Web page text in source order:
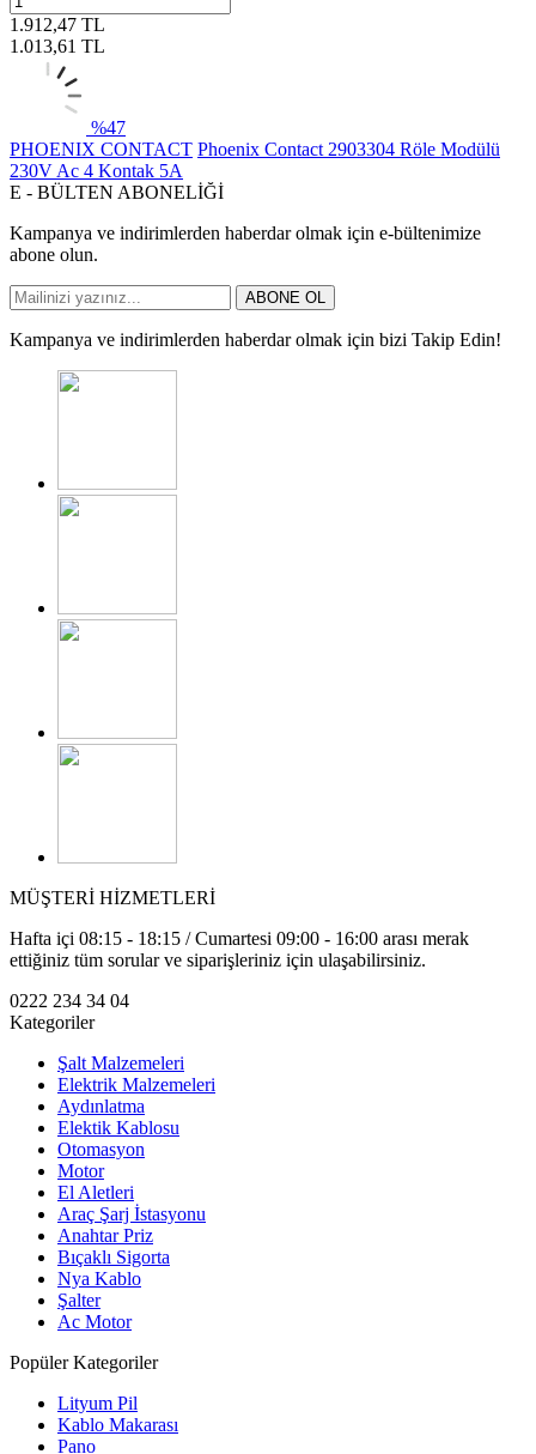
1.912,47 TL
1.013,61 TL
%47
PHOENIX CONTACT Phoenix Contact 2903304 Röle Modülü
230V Ac 4 Kontak 5A
E - BÜLTEN ABONELİĞİ
Kampanya ve indirimlerden haberdar olmak için e-bültenimize
abone olun.
ABONE OL
Kampanya ve indirimlerden haberdar olmak için bizi Takip Edin!
MÜŞTERİ HİZMETLERİ
Hafta içi 08:15 - 18:15 / Cumartesi 09:00 - 16:00 arası merak
ettiğiniz tüm sorular ve siparişleriniz için ulaşabilirsiniz.
0222 234 34 04
Kategoriler
Şalt Malzemeleri
Elektrik Malzemeleri
Aydınlatma
Elektik Kablosu
Otomasyon
Motor
El Aletleri
Araç Şarj İstasyonu
Anahtar Priz
Bıçaklı Sigorta
Nya Kablo
Şalter
Ac Motor
Popüler Kategoriler
Lityum Pil
Kablo Makarası
Pano